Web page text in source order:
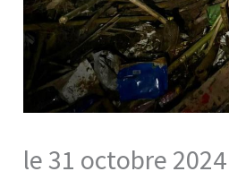
le 31 octobre